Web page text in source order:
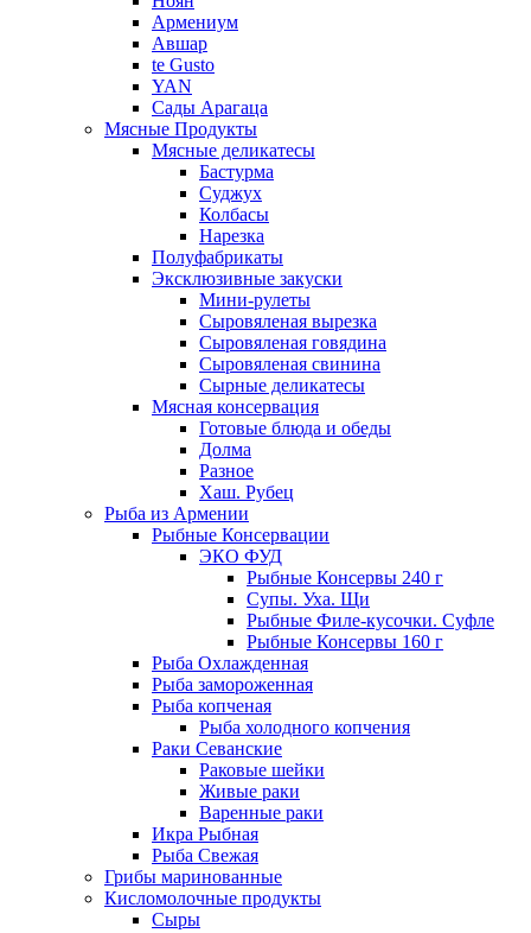
Армениум
Авшар
te Gusto
YAN
Сады Арагаца
Мясные Продукты
Мясные деликатесы
Бастурма
Суджух
Колбасы
Нарезка
Полуфабрикаты
Эксклюзивные закуски
Мини-рулеты
Сыровяленая вырезка
Сыровяленая говядина
Сыровяленая свинина
Сырные деликатесы
Мясная консервация
Готовые блюда и обеды
Долма
Разное
Хаш. Рубец
Рыба из Армении
Рыбные Консервации
ЭКО ФУД
Рыбные Консервы 240 г
Супы. Уха. Щи
Рыбные Филе-кусочки. Суфле
Рыбные Консервы 160 г
Рыба Охлажденная
Рыба замороженная
Рыба копченая
Рыба холодного копчения
Раки Севанские
Раковые шейки
Живые раки
Варенные раки
Икра Рыбная
Рыба Свежая
Грибы маринованные
Кисломолочные продукты
Сыры